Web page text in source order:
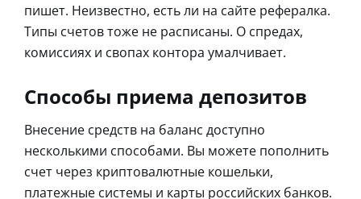
пишет. Неизвестно, есть ли на сайте рефералка.
Типы счетов тоже не расписаны. О спредах,
комиссиях и свопах контора умалчивает.
Способы приема депозитов
Внесение средств на баланс доступно
несколькими способами. Вы можете пополнить
счет через криптовалютные кошельки,
платежные системы и карты российских банков.